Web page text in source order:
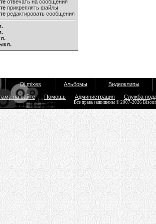
отвечать на сообщения
прикреплять файлы
редактировать сообщения
Dj mixes Альбомы Видеоклипы
на сайте Помощь Администрация Служба
Все права защищены © 2007-2026